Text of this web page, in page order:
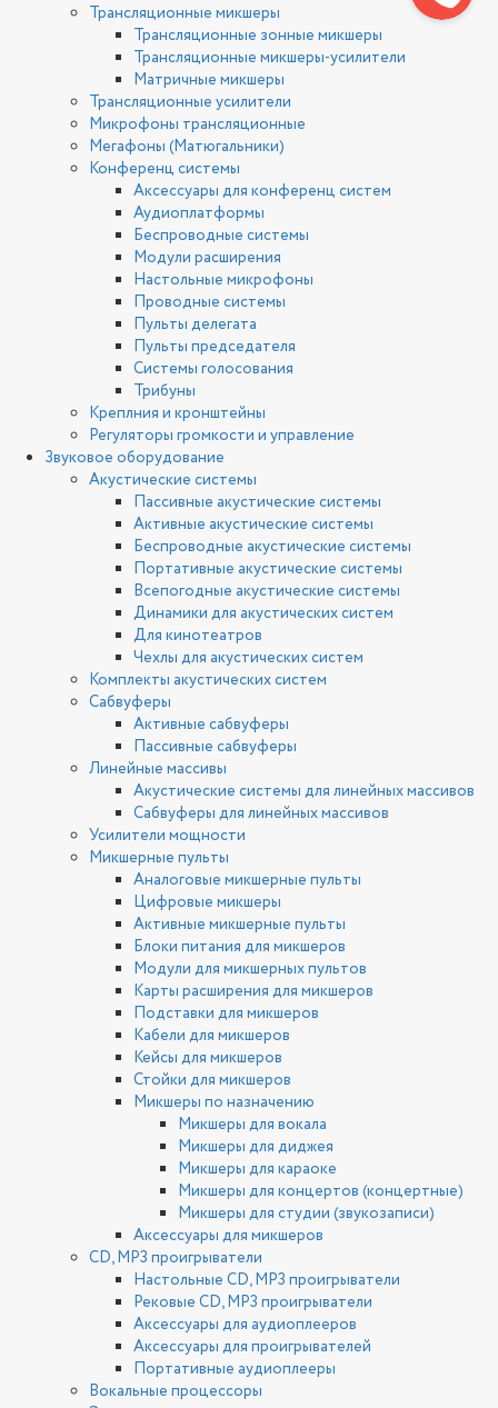
Трансляционные микшеры
Трансляционные зонные микшеры
Трансляционные микшеры-усилители
Матричные микшеры
Трансляционные усилители
Микрофоны трансляционные
Мегафоны (Матюгальники)
Конференц системы
Аксессуары для конференц систем
Аудиоплатформы
Беспроводные системы
Модули расширения
Настольные микрофоны
Проводные системы
Пульты делегата
Пульты председателя
Системы голосования
Трибуны
Креплния и кронштейны
Регуляторы громкости и управление
Звуковое оборудование
Акустические системы
Пассивные акустические системы
Активные акустические системы
Беспроводные акустические системы
Портативные акустические системы
Всепогодные акустические системы
Динамики для акустических систем
Для кинотеатров
Чехлы для акустических систем
Комплекты акустических систем
Сабвуферы
Активные сабвуферы
Пассивные сабвуферы
Линейные массивы
Акустические системы для линейных массивов
Сабвуферы для линейных массивов
Усилители мощности
Микшерные пульты
Аналоговые микшерные пульты
Цифровые микшеры
Активные микшерные пульты
Блоки питания для микшеров
Модули для микшерных пультов
Карты расширения для микшеров
Подставки для микшеров
Кабели для микшеров
Кейсы для микшеров
Стойки для микшеров
Микшеры по назначению
Микшеры для вокала
Микшеры для диджея
Микшеры для караоке
Микшеры для концертов (концертные)
Микшеры для студии (звукозаписи)
Аксессуары для микшеров
CD, MP3 проигрыватели
Настольные CD, MP3 проигрыватели
Рековые CD, MP3 проигрыватели
Аксессуары для аудиоплееров
Аксессуары для проигрывателей
Портативные аудиоплееры
Вокальные процессоры